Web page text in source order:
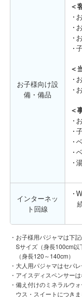
お子様向け設
備・備品
＜
＜
＜
インターネッ
ト回線
お子様用パジャマは下記
Sサイズ（身長100cm
（身長120～140cm）
大人用パジャマはセパレ
アイスディスペンサーは
備え付けのミネラルウ
ウス・スイートにつき